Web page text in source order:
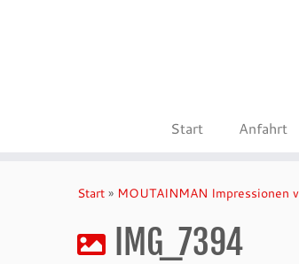
Start Anfahrt
Start » MOUTAINMAN Impressionen
IMG_7394